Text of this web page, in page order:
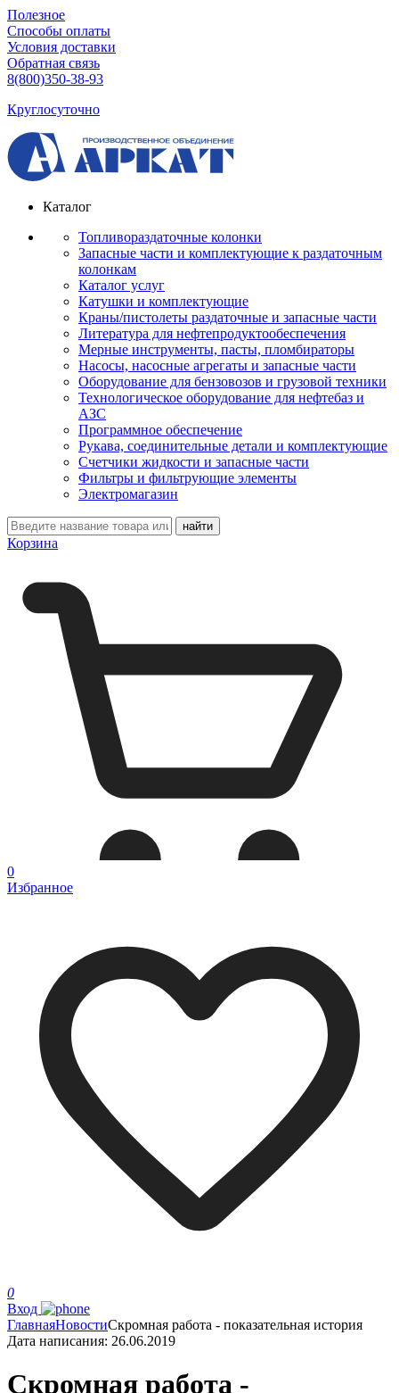
Полезное
Способы оплаты
Условия доставки
Обратная связь
8(800)350-38-93
Круглосуточно
Каталог
Топливораздаточные колонки
Запасные части и комплектующие к раздаточным
колонкам
Каталог услуг
Катушки и комплектующие
Краны/пистолеты раздаточные и запасные части
Литература для нефтепродуктообеспечения
Мерные инструменты, пасты, пломбираторы
Насосы, насосные агрегаты и запасные части
Оборудование для бензовозов и грузовой техники
Технологическое оборудование для нефтебаз и
АЗС
Программное обеспечение
Рукава, соединительные детали и комплектующие
Счетчики жидкости и запасные части
Фильтры и фильтрующие элементы
Электромагазин
Корзина
0
Избранное
0
Вход
ГлавнаяНовостиСкромная работа - показательная история
Дата написания: 26.06.2019
Скромная работа -